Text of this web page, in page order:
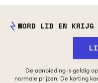
WORD LID EN KRIJG
De aanbieding is geldig
normale prijzen. De korting